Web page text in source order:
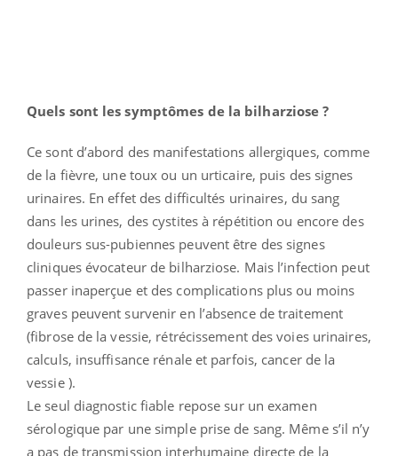
Quels sont les symptômes de la bilharziose ?
Ce sont d’abord des manifestations allergiques, comme
de la fièvre, une toux ou un urticaire, puis des signes
urinaires. En effet des difficultés urinaires, du sang
dans les urines, des cystites à répétition ou encore des
douleurs sus-pubiennes peuvent être des signes
cliniques évocateur de bilharziose. Mais l’infection peut
passer inaperçue et des complications plus ou moins
graves peuvent survenir en l’absence de traitement
(fibrose de la vessie, rétrécissement des voies urinaires,
calculs, insuffisance rénale et parfois, cancer de la
vessie ).
Le seul diagnostic fiable repose sur un examen
sérologique par une simple prise de sang. Même s’il n’y
a pas de transmission interhumaine directe de la